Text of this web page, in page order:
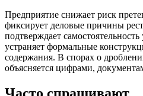
Предприятие снижает риск
фиксирует деловые причины
подтверждает
устраняет формальные
содержания. В спорах о
объясняется цифрами,